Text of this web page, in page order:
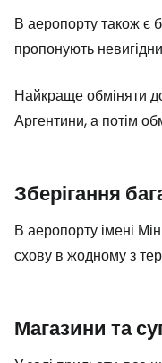
В аеропорту також є
пропонують
Найкраще обміняти
Аргентини, а потім
Зберігання
В аеропорту імені
схову в жодному з
Магазини та